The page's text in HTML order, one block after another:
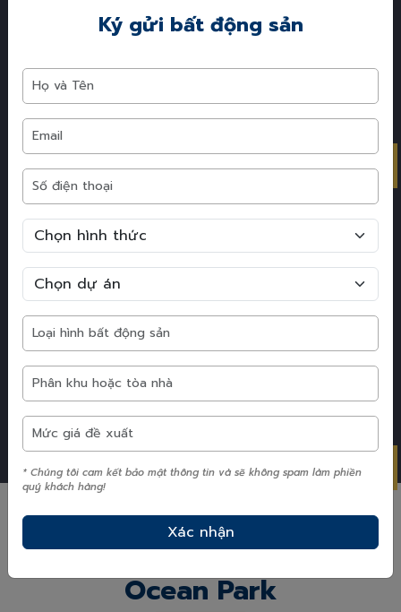
Ocean Park
Thông tin về Vinhome
Ocean Park
Ký gửi bất động sản
* Chúng tôi cam kết bảo mật thông tin và sẽ không spam làm phiền
quý khách hàng!